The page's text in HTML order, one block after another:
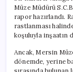
Müze Müdürü
rapor hazırlandı.
rastlanması
koşuluyla inşaatın
Ancak, Mersin
dönemde, yerine